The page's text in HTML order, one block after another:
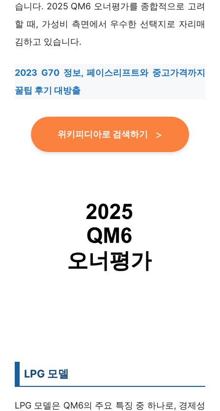
습니다. 2025 QM6 오너평가를 종합적으로 고려
할 때, 가성비 측면에서 우수한 선택지로 자리매
김하고 있습니다.
2023 G70 정보, 페이스리프트와 중고가격까지
꿀팁 후기 대방출
위키피디아로 검색하기
LPG 모델
LPG 모델은 QM6의 주요 특징 중 하나로, 경제성